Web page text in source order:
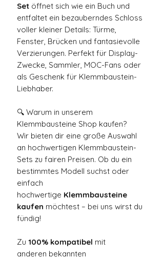
Set öffnet sich wie ein Buch und
entfaltet ein bezauberndes Schloss
voller kleiner Details: Türme,
Fenster, Brücken und fantasievolle
Verzierungen. Perfekt für Display-
Zwecke, Sammler, MOC-Fans oder
als Geschenk für Klemmbaustein-
Liebhaber.
🔍 Warum in unserem
Klemmbausteine Shop kaufen?
Wir bieten dir eine große Auswahl
an hochwertigen Klemmbaustein-
Sets zu fairen Preisen. Ob du ein
bestimmtes Modell suchst oder
einfach
hochwertige Klemmbausteine
kaufen möchtest – bei uns wirst du
fündig!
Zu 100% kompatibel mit
anderen bekannten